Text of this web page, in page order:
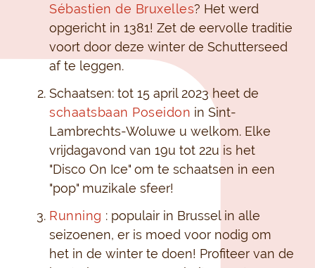
Sébastien de Bruxelles? Het werd
opgericht in 1381! Zet de eervolle traditie
voort door deze winter de Schutterseed
af te leggen.
Schaatsen: tot 15 april 2023 heet de
schaatsbaan Poseidon in Sint-
Lambrechts-Woluwe u welkom. Elke
vrijdagavond van 19u tot 22u is het
"Disco On Ice" om te schaatsen in een
"pop" muzikale sfeer!
Running : populair in Brussel in alle
seizoenen, er is moed voor nodig om
het in de winter te doen! Profiteer van de